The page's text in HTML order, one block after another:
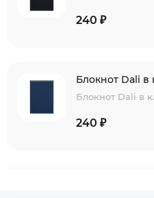
240 ₽
Блокнот Dali в
Блокнот Dali в
240 ₽